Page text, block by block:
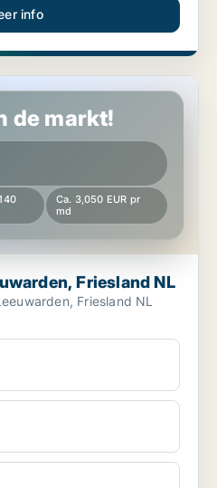
info
Friesland NL
de markt!
Ca. 3,050 EUR pr
md
Friesland NL
Friesland NL